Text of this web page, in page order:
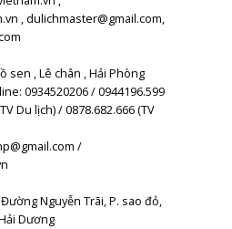
, dulichmaster@gmail.com,
sen , Lê chân , Hải Phòng
0934520206 / 0944196.599
Du lịch) / 0878.682.666 (TV
/
Nguyễn Trãi, P. sao đỏ,
Dương